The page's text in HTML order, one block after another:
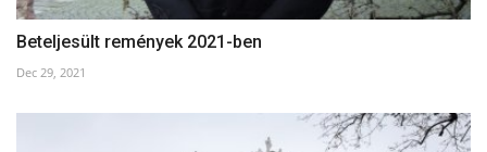
Beteljesült remények 2021-ben
Dec 29, 2021